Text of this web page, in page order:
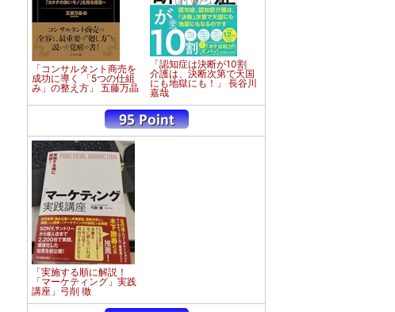
「コンサルタント商売を
成功に導く 「5つの仕組
み」の整え方」 五藤万晶
「認知症は決断が10割
介護は、決断次第で天国
にも地獄にも！」 長谷川
嘉哉
「実施する順に解説！
「マーケティング」実践
講座」弓削 徹